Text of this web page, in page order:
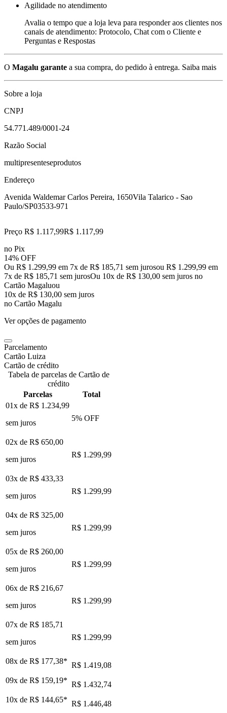
Agilidade no atendimento
Avalia o tempo que a loja leva para responder aos clientes nos
canais de atendimento: Protocolo, Chat com o Cliente e
Perguntas e Respostas
O Magalu garante a sua compra, do pedido à entrega. Saiba mais
Sobre a loja
CNPJ
54.771.489/0001-24
Razão Social
multipresenteseprodutos
Endereço
Avenida Waldemar Carlos Pereira, 1650Vila Talarico - Sao
Paulo/SP03533-971
Preço R$ 1.117,99R$ 1.117,99
no Pix
14% OFF
Ou R$ 1.299,99 em 7x de R$ 185,71 sem jurosou R$ 1.299,99 em
7x de R$ 185,71 sem jurosOu 10x de R$ 130,00 sem juros no
Cartão Magaluou
10x de R$ 130,00 sem juros
no Cartão Magalu
Ver opções de pagamento
Parcelamento
Cartão Luiza
Cartão de crédito
Tabela de parcelas de Cartão de
crédito
Parcelas
Total
01x de R$ 1.234,99
sem juros
5% OFF
02x de R$ 650,00
sem juros
R$ 1.299,99
03x de R$ 433,33
sem juros
R$ 1.299,99
04x de R$ 325,00
sem juros
R$ 1.299,99
05x de R$ 260,00
sem juros
R$ 1.299,99
06x de R$ 216,67
sem juros
R$ 1.299,99
07x de R$ 185,71
sem juros
R$ 1.299,99
08x de R$ 177,38* R$ 1.419,08
09x de R$ 159,19* R$ 1.432,74
10x de R$ 144,65* R$ 1.446,48